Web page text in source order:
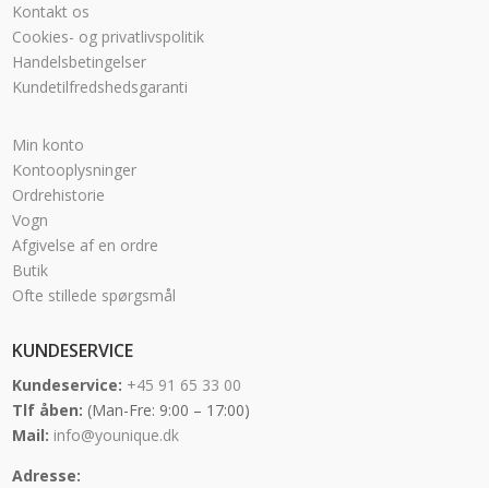
Kontakt os
Cookies- og privatlivspolitik
Handelsbetingelser
Kundetilfredshedsgaranti
Min konto
Kontooplysninger
Ordrehistorie
Vogn
Afgivelse af en ordre
Butik
Ofte stillede spørgsmål
KUNDESERVICE
Kundeservice: +45 91 65 33 00
Tlf åben: (Man-Fre: 9:00 – 17:00)
Mail: info@younique.dk
Adresse: